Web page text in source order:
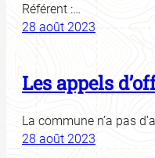
Référent :…
28 août 2023
Les appels
La commune n’a pas
28 août 2023